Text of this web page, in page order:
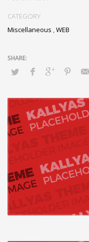
Facebook
CATEGORY
Miscellaneous WEB